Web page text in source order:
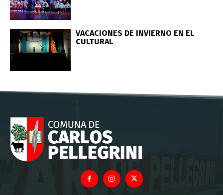
VACACIONES DE INVIERNO EN EL
CULTURAL